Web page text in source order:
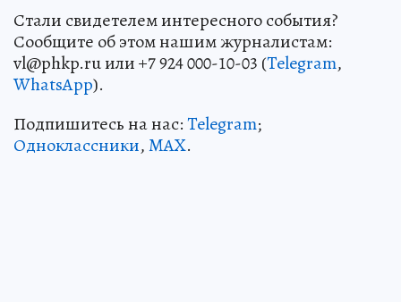
Стали свидетелем интересного события?
Сообщите об этом нашим журналистам:
vl@phkp.ru или +7 924 000-10-03 (Telegram,
WhatsApp).
Подпишитесь на нас:Telegram;
Одноклассники,MAX.